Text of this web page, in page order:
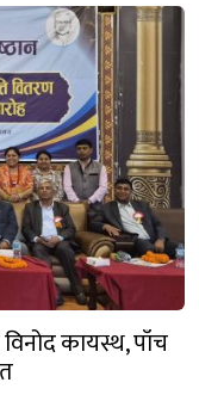
विनोद कायस्थ, पाँच